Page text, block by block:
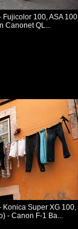
Fujicolor 100, ASA 100
Canonet QL...
Konica Super XG 100,
- Canon F-1 Ba...